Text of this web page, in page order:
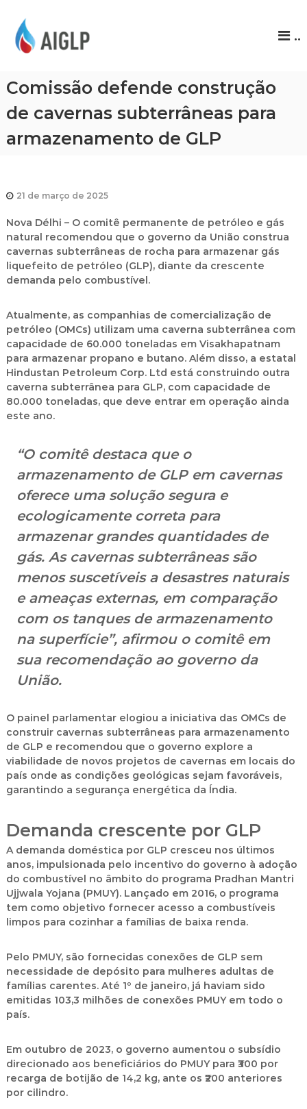
P
..
Comissão defende construção
de cavernas subterrâneas para
armazenamento de GLP
21 de março de 2025
Nova Délhi – O comitê permanente de petróleo e gás
natural recomendou que o governo da União construa
cavernas subterrâneas de rocha para armazenar gás
liquefeito de petróleo (GLP), diante da crescente
demanda pelo combustível.
Atualmente, as companhias de comercialização de
petróleo (OMCs) utilizam uma caverna subterrânea com
capacidade de 60.000 toneladas em Visakhapatnam
para armazenar propano e butano. Além disso, a estatal
Hindustan Petroleum Corp. Ltd está construindo outra
caverna subterrânea para GLP, com capacidade de
80.000 toneladas, que deve entrar em operação ainda
este ano.
“O comitê destaca que o
armazenamento de GLP em cavernas
oferece uma solução segura e
ecologicamente correta para
armazenar grandes quantidades de
gás. As cavernas subterrâneas são
menos suscetíveis a desastres naturais
e ameaças externas, em comparação
com os tanques de armazenamento
na superfície”, afirmou o comitê em
sua recomendação ao governo da
União.
O painel parlamentar elogiou a iniciativa das OMCs de
construir cavernas subterrâneas para armazenamento
de GLP e recomendou que o governo explore a
viabilidade de novos projetos de cavernas em locais do
país onde as condições geológicas sejam favoráveis,
garantindo a segurança energética da Índia.
Demanda crescente por GLP
A demanda doméstica por GLP cresceu nos últimos
anos, impulsionada pelo incentivo do governo à adoção
do combustível no âmbito do programa Pradhan Mantri
Ujjwala Yojana (PMUY). Lançado em 2016, o programa
tem como objetivo fornecer acesso a combustíveis
limpos para cozinhara famílias de baixa renda.
Pelo PMUY, são fornecidas conexões de GLP sem
necessidade de depósito para mulheres adultas de
famílias carentes. Até 1º de janeiro, já haviam sido
emitidas 103,3 milhões de conexões PMUYem todo o
país.
Em outubro de 2023, o governo aumentou o subsídio
direcionado aos beneficiários do PMUY para ₹300 por
recarga de botijão de 14,2 kg, ante os ₹200 anteriores
por cilindro.